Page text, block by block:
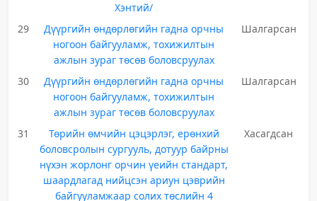
Хэнтий/
29
Дүүргийн өндөрлөгийн гадна орчны
ногоон байгууламж, тохижилтын
ажлын зураг төсөв боловсруулах
Шалгарсан
30
Дүүргийн өндөрлөгийн гадна орчны
ногоон байгууламж, тохижилтын
ажлын зураг төсөв боловсруулах
Шалгарсан
31
Төрийн өмчийн цэцэрлэг, ерөнхий
боловсролын сургууль, дотуур байрны
нүхэн жорлонг орчин үеийн стандарт,
шаардлагад нийцсэн ариун цэврийн
байгууламжаар солих төслийн 4
Хасагдсан